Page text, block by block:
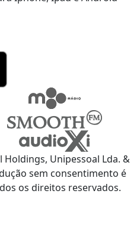
Unipessoal Lda. &
sem consentimento é
os direitos reservados.